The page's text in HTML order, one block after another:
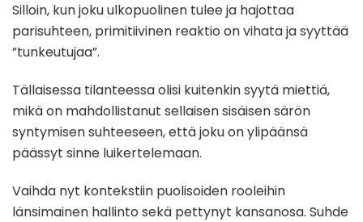
Silloin, kun joku ulkopuolinen tulee ja hajottaa
parisuhteen, primitiivinen reaktio on vihata ja syyttää
”tunkeutujaa”.
Tällaisessa tilanteessa olisi kuitenkin syytä miettiä,
mikä on mahdollistanut sellaisen sisäisen särön
syntymisen suhteeseen, että joku on ylipäänsä
päässyt sinne luikertelemaan.
Vaihda nyt kontekstiin puolisoiden rooleihin
länsimainen hallinto sekä pettynyt kansanosa. Suhde